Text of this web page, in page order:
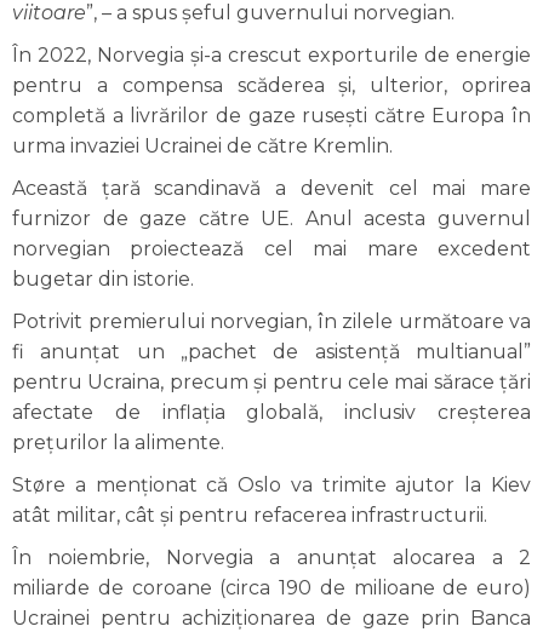
viitoare”, – a spus șeful guvernului norvegian.
În 2022, Norvegia și-a crescut exporturile de energie
pentru a compensa scăderea și, ulterior, oprirea
completă a livrărilor de gaze rusești către Europa în
urma invaziei Ucrainei de către Kremlin.
Această țară scandinavă a devenit cel mai mare
furnizor de gaze către UE. Anul acesta guvernul
norvegian proiectează cel mai mare excedent
bugetar din istorie.
Potrivit premierului norvegian, în zilele următoare va
fi anunțat un „pachet de asistență multianual”
pentru Ucraina, precum și pentru cele mai sărace țări
afectate de inflația globală, inclusiv creșterea
prețurilor la alimente.
Støre a menționat că Oslo va trimite ajutor la Kiev
atât militar, cât și pentru refacerea infrastructurii.
În noiembrie, Norvegia a anunțat alocarea a 2
miliarde de coroane (circa 190 de milioane de euro)
Ucrainei pentru achiziționarea de gaze prin Banca